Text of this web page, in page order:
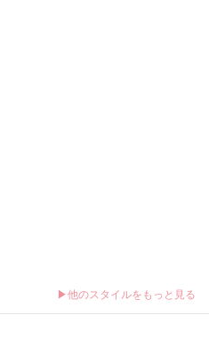
▶他のスタイルをもっと見る